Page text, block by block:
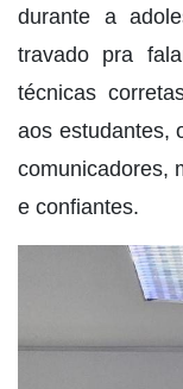
durante a
travado pra
técnicas
aos estudantes,
comunicadores,
e confiantes.